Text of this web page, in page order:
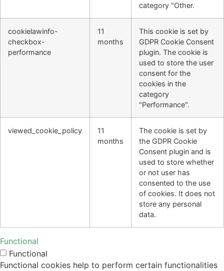
category "Other.
cookielawinfo-
checkbox-
performance
11
months
This cookie is set by
GDPR Cookie Consent
plugin. The cookie is
used to store the user
consent for the
cookies in the
category
"Performance".
viewed_cookie_policy
11
months
The cookie is set by
the GDPR Cookie
Consent plugin and is
used to store whether
or not user has
consented to the use
of cookies. It does not
store any personal
data.
Functional
Functional
Functional cookies help to perform certain functionalities